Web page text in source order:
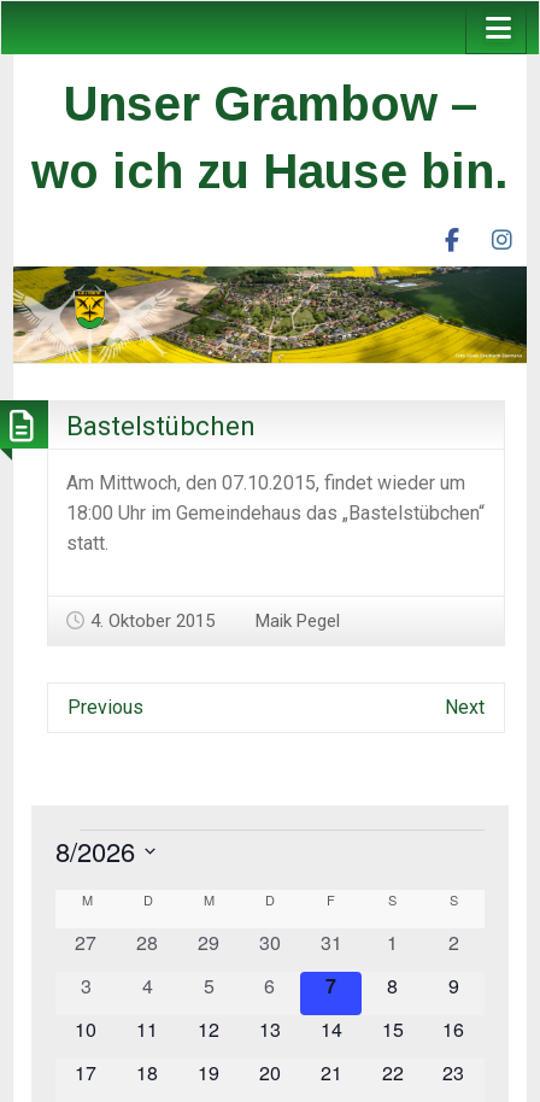
Unser Grambow –
wo ich zu Hause bin.
unser
ev
Bastelstübchen
Am Mittwoch, den 07.10.2015, findet wieder um
18:00 Uhr im Gemeindehaus das „Bastelstübchen“
statt.
4. Oktober 2015 Maik Pegel
Previous Next